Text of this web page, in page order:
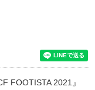
FOOTISTA 2021』